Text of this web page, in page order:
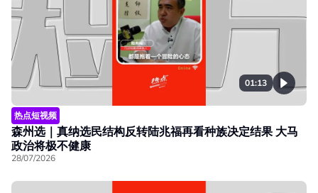
01:13
热点短视频
森州选｜真纳选民结构反转陆兆福再看种族决定结果 大马
政治将极不健康
28/07/2026